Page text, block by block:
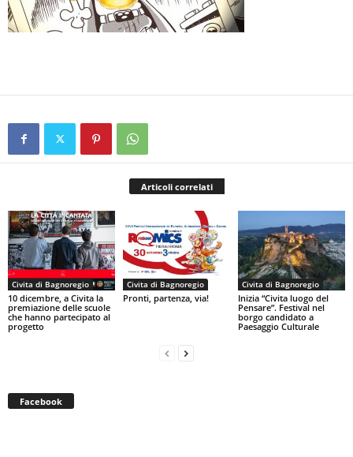
Articoli correlati
Civita di Bagnoregio
10 dicembre, a Civita la
premiazione delle scuole
che hanno partecipato al
progetto
Civita di Bagnoregio
Pronti, partenza, via!
Civita di Bagnoregio
Inizia “Civita luogo del
Pensare”. Festival nel
borgo candidato a
Paesaggio Culturale
Facebook